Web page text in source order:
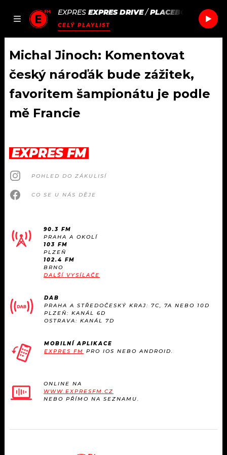
JAK
SEZNAM.CZ
EXPRES EXPRES DRIVE/PLACEBO THIS
CELÝ PLAYLIST
DOMŮ
ČLÁNKY
HUDBA
ROZHOVORY
KALENDÁŘ
TRENDY
MIX
RÁDIO
PROGRAM
PLAYLIST
Michal Jinoch: Komentovat
český nároďák bude zážitek,
favoritem šampionátu je podle
mě Francie
EXPRES FM
POHLED DO ZÁKULISÍ
CO SE U NÁS DĚJE
90.3 FM
PRAHA A OKOLÍ
103 FM
PLZEŇ
102.4 FM
BRNO
DALŠÍ VYSÍLAČE
DAB
PRAHA A STŘEDOČESKÝ KRAJ: 7C, 7A NEBO 10D
PLZEŇ: KANÁL 6D
OSTRAVA: KANÁL 7D
MOBILNÍ APLIKACE
EXPRES FM PRO IOS NEBO ANDROID.
ONLINE NA
WWW.EXPRESFM.CZ
NEBO PŘÍMO NA SEZNAMU.